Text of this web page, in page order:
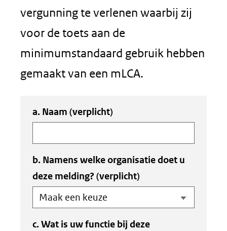
vergunning te verlenen waarbij zij
voor de toets aan de
minimumstandaard gebruik hebben
gemaakt van een mLCA.
Uw
a. Naam (verplicht)
b. Namens welke organisatie doet u
deze melding?(verplicht)
c. Wat is uw functie bij deze